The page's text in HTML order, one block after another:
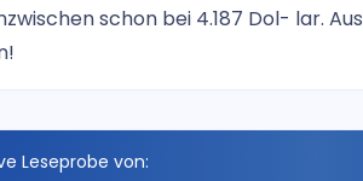
schon bei 4.187 Dol- lar.
Leseprobe von: